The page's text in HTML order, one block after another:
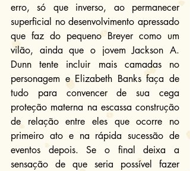
erro, só que inverso, ao permanecer
superficial no desenvolvimento apressado
que faz do pequeno Breyer como um
vilão, ainda que o jovem Jackson A.
Dunn tente incluir mais camadas no
personagem e Elizabeth Banks faça de
tudo para convencer de sua cega
proteção materna na escassa construção
de relação entre eles que ocorre no
primeiro ato e na rápida sucessão de
eventos depois. Se o final deixa a
sensação de que seria possível fazer